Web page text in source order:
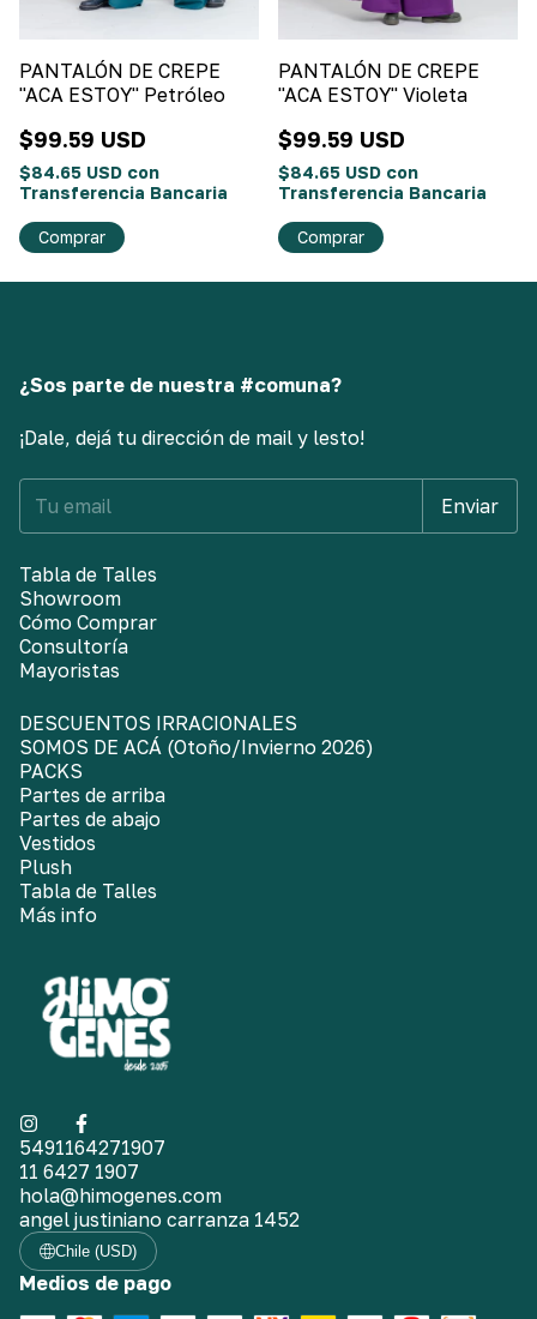
PANTALÓN DE CREPE
"ACA ESTOY" Petróleo
$99.59 USD
$84.65 USD con
Transferencia Bancaria
Comprar
PANTALÓN DE CREPE
"ACA ESTOY" Violeta
$99.59 USD
$84.65 USD con
Transferencia Bancaria
Comprar
¿Sos parte de nuestra #comuna?
¡Dale, dejá tu dirección de mail y lesto!
Tabla de Talles
Showroom
Cómo Comprar
Consultoría
Mayoristas
DESCUENTOS IRRACIONALES
SOMOS DE ACÁ (Otoño/Invierno 2026)
PACKS
Partes de arriba
Partes de abajo
Vestidos
Plush
Tabla de Talles
Más info
5491164271907
11 6427 1907
hola@himogenes.com
angel justiniano carranza 1452
Chile (USD)
Medios de pago